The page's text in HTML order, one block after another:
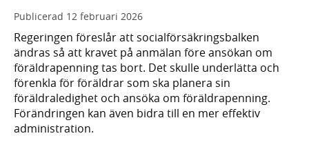
Publicerad 12 februari 2026
Regeringen föreslår att socialförsäkringsbalken
ändras så att kravet på anmälan före ansökan om
föräldrapenning tas bort. Det skulle underlätta och
förenkla för föräldrar som ska planera sin
föräldraledighet och ansöka om föräldrapenning.
Förändringen kan även bidra till en mer effektiv
administration.